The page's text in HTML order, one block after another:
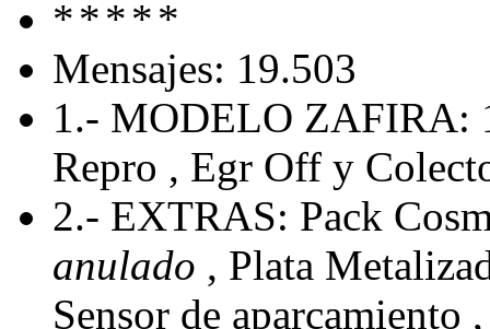
Mensajes: 19.503
1.- MODELO ZAFIRA:
Repro , Egr Off y
2.- EXTRAS: Pack
anulado , Plata
Sensor de